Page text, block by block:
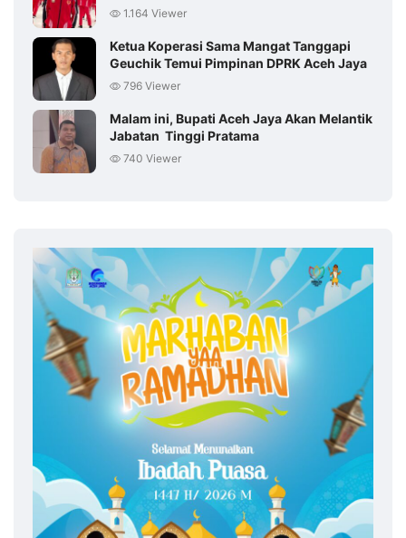
1.164 Viewer
Ketua Koperasi Sama Mangat Tanggapi
Geuchik Temui Pimpinan DPRK Aceh Jaya
796 Viewer
Malam ini, Bupati Aceh Jaya Akan Melantik
Jabatan Tinggi Pratama
740 Viewer